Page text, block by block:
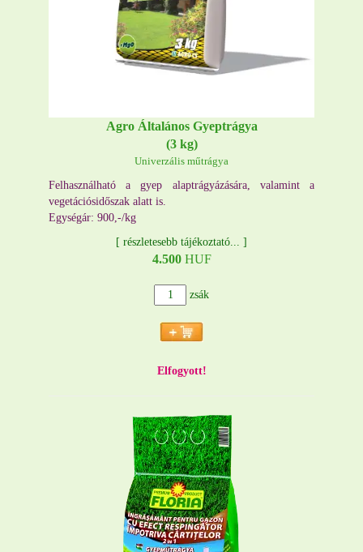
Agro Általános Gyeptrágya
(3 kg)
Univerzális műtrágya
Felhasználható a gyep alaptrágyázására, valamint a
vegetációsidőszak alatt is.
Egységár: 900,-/kg
[ részletesebb tájékoztató... ]
4.500HUF
zsák
Elfogyott!